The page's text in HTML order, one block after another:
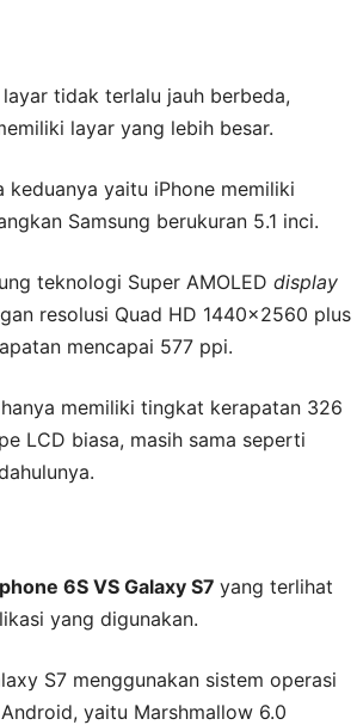
tidak terlalu jauh berbeda,
layar yang lebih besar.
keduanya yaitu iPhone memiliki
Samsung berukuran 5.1 inci.
teknologi Super AMOLED display
resolusi Quad HD 1440×2560 plus
mencapai 577 ppi.
memiliki tingkat kerapatan 326
LCD biasa, masih sama seperti
6S VS Galaxy S7 yang terlihat
yang digunakan.
S7 menggunakan sistem operasi
yaitu Marshmallow 6.0